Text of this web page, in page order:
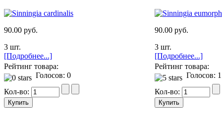
90.00 руб.
3 шт.
[Подробнее...]
Рейтинг товара:
Голосов: 0
Кол-во:
90.00 руб.
3 шт.
[Подробнее...]
Рейтинг товара:
Голосов: 1
Кол-во: